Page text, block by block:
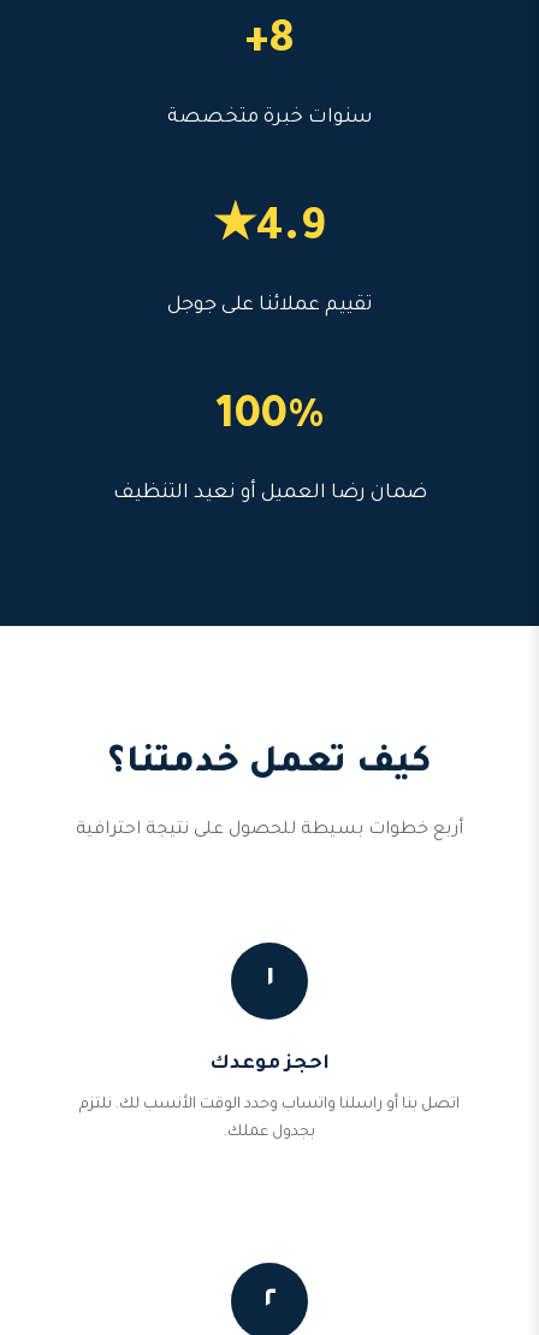
8+
سنوات خبرة متخصصة
4.9★
تقييم عملائنا على جوجل
100%
ضمان رضا العميل أو نعيد التنظيف
كيف تعمل خدمتنا؟
أربع خطوات بسيطة للحصول على نتيجة احترافية
١
احجز موعدك
اتصل بنا أو راسلنا واتساب وحدد الوقت الأنسب لك. نلتزم
بجدول عملك.
٢